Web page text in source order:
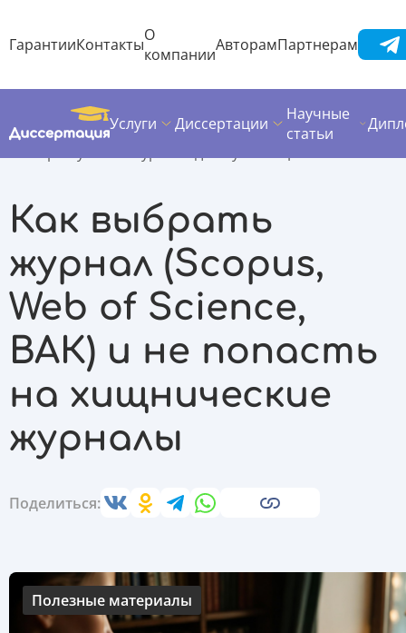
ГарантииКонтактыО
компанииАвторамПартнерам
Услуги Диссертации
Научные
статьи
ДиссертацияПолезные материалы
Как выбрать
журнал (Scopus,
Web of Science,
ВАК) и не попасть
на хищнические
журналы
Поделиться:
Полезные материалы